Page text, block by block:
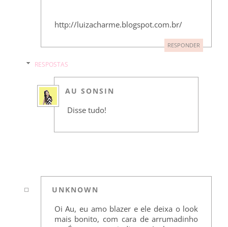
http://luizacharme.blogspot.com.br/
RESPONDER
RESPOSTAS
AU SONSIN
Disse tudo!
UNKNOWN
Oi Au, eu amo blazer e ele deixa o look
mais bonito, com cara de arrumadinho